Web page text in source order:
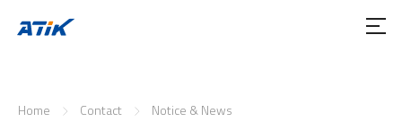
Home Contact Notice & News